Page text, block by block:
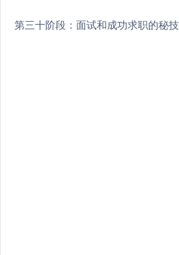
第三十阶段：面试和成功求职的秘技